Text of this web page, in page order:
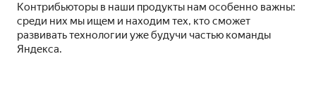
Контрибьюторы в наши продукты нам особенно важны:
среди них мы ищем и находим тех, кто сможет
развивать технологии уже будучи частью команды
Яндекса.